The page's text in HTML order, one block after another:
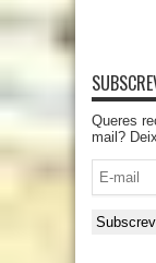
Queres
mail?
mail